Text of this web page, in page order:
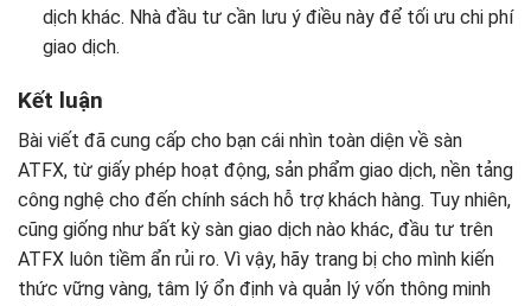
dịch khác. Nhà đầu tư cần lưu ý điều này để tối ưu chi phí
giao dịch.
Kết luận
Bài viết đã cung cấp cho bạn cái nhìn toàn diện về sàn
ATFX, từ giấy phép hoạt động, sản phẩm giao dịch, nền tảng
công nghệ cho đến chính sách hỗ trợ khách hàng. Tuy nhiên,
cũng giống như bất kỳ sàn giao dịch nào khác, đầu tư trên
ATFX luôn tiềm ẩn rủi ro. Vì vậy, hãy trang bị cho mình kiến
thức vững vàng, tâm lý ổn định và quản lý vốn thông minh